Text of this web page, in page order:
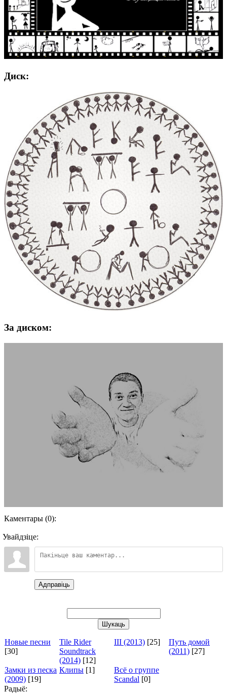
Диск:
За диском:
Каментары (0):
Увайдзіце:
Адправіць
Новые песни
[30]
Tile Rider
Soundtrack
(2014) [12]
III (2013) [25]
Путь домой
(2011) [27]
Замки из песка
(2009) [19]
Клипы [1]
Всё о группе
Scandal [0]
Радыё: